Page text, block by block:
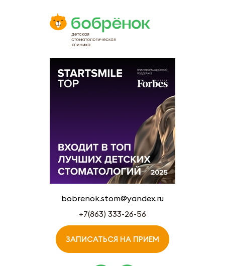
bobrenok.stom@yandex.ru
+7(863) 333-26-56
ЗАПИСАТЬСЯ НА ПРИЕМ